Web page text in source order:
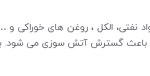
نفتی، الکل ، روغن های
گسترش آتش سوزی می شود.